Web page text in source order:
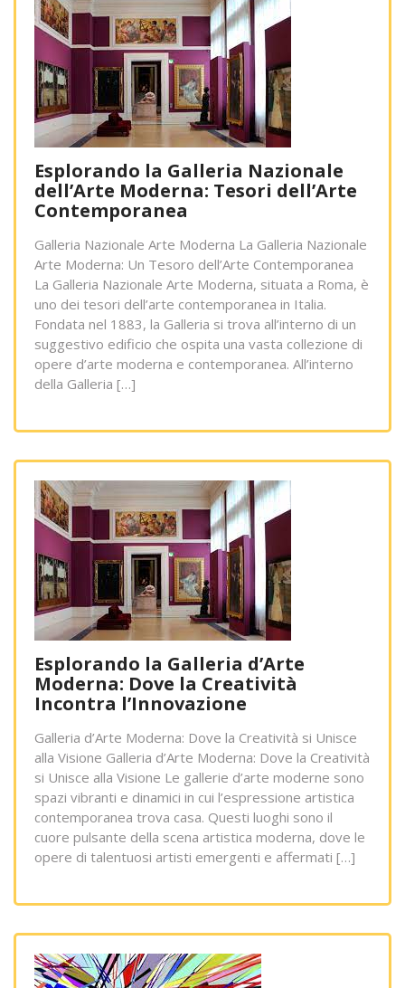
Esplorando la Galleria Nazionale
dell’Arte Moderna: Tesori dell’Arte
Contemporanea
Galleria Nazionale Arte Moderna La Galleria Nazionale
Arte Moderna: Un Tesoro dell’Arte Contemporanea
La Galleria Nazionale Arte Moderna, situata a Roma, è
uno dei tesori dell’arte contemporanea in Italia.
Fondata nel 1883, la Galleria si trova all’interno di un
suggestivo edificio che ospita una vasta collezione di
opere d’arte moderna e contemporanea. All’interno
della Galleria […]
Esplorando la Galleria d’Arte
Moderna: Dove la Creatività
Incontra l’Innovazione
Galleria d’Arte Moderna: Dove la Creatività si Unisce
alla Visione Galleria d’Arte Moderna: Dove la Creatività
si Unisce alla Visione Le gallerie d’arte moderne sono
spazi vibranti e dinamici in cui l’espressione artistica
contemporanea trova casa. Questi luoghi sono il
cuore pulsante della scena artistica moderna, dove le
opere di talentuosi artisti emergenti e affermati […]